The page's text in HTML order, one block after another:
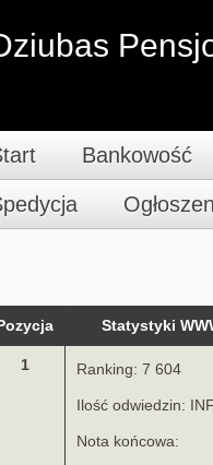
Bankowość
Pozycja Statystyki
1 Ranking: 7 604
Ilość odwiedzin: INF
Nota końcowa: